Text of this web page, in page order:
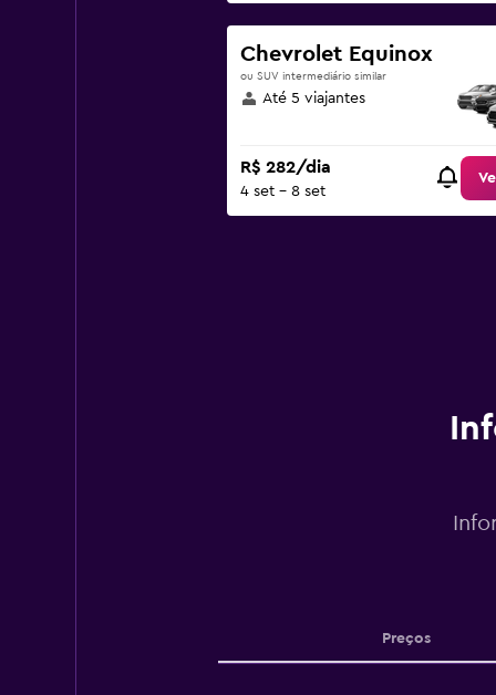
Chevrolet Equinox
ou SUV intermediário similar
Até 5 viajantes
R$ 282/dia
4 set - 8 set
Preços